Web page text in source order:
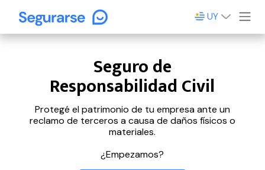
UY
Seguro de
Responsabilidad Civil
Protegé el patrimonio de tu empresa ante un
reclamo de terceros a causa de daños físicos o
materiales.
¿Empezamos?